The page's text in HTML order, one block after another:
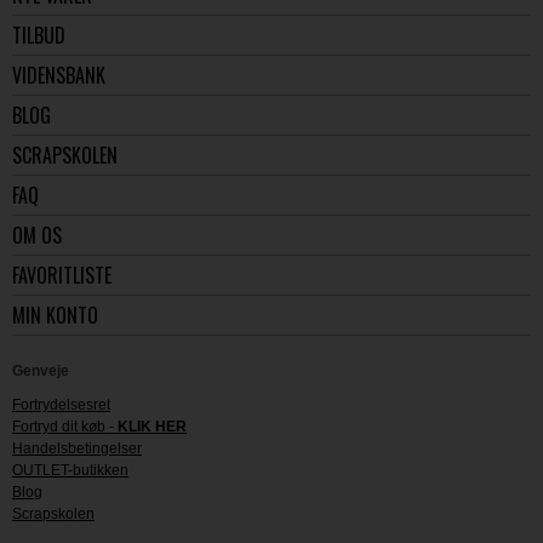
TILBUD
VIDENSBANK
BLOG
SCRAPSKOLEN
FAQ
OM OS
FAVORITLISTE
MIN KONTO
Genveje
Fortrydelsesret
Fortryd dit køb - KLIK HER
Handelsbetingelser
OUTLET-butikken
Blog
Scrapskolen